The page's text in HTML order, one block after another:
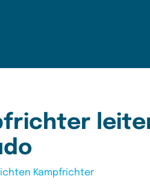
Kampfrichter